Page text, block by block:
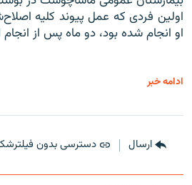
اولین فردی که عمل پیوند کلیه
او انجام شده بود، دو ماه پس از
ادامه خبر
ارسال دسترسی بدون